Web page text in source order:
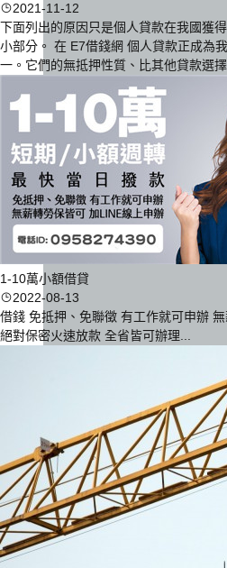
2021-11-12
下面列出的原因只是個人貸款在我國獲
小部分。 在 E7借錢網 個人貸款正成為
一。它們的無抵押性質、比其他貸款選擇
1-10萬小額借貸
2022-08-13
借錢 免抵押、免聯徵 有工作就可申辦
絕對保密火速放款 全省皆可辦理...